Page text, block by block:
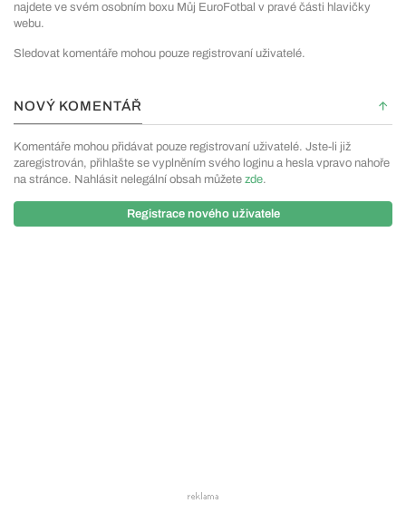
najdete ve svém osobním boxu Můj EuroFotbal v pravé části hlavičky
webu.
Sledovat komentáře mohou pouze registrovaní uživatelé.
NOVÝ KOMENTÁŘ
Komentáře mohou přidávat pouze registrovaní uživatelé. Jste-li již
zaregistrován, přihlašte se vyplněním svého loginu a hesla vpravo nahoře
na stránce. Nahlásit nelegální obsah můžete zde.
Registrace nového uživatele